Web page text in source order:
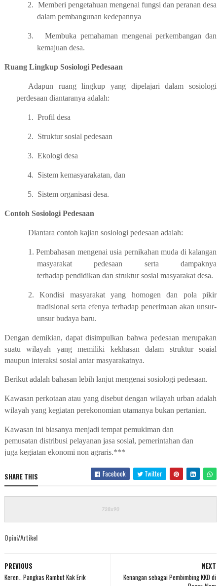
2. Memberi pengetahuan mengenai fungsi dan peranan desa
dalam pembangunan kedepannya
3.
Membuka pemahaman mengenai perkembangan dan
kemajuan desa.
Ruang Lingkup Sosiologi Pedesaan
Adapun ruang lingkup yang dipelajari dalam sosiologi
perdesaan diantaranya adalah:
1. Profil desa
2. Struktur sosial pedesaan
3. Ekologi desa
4. Sistem kemasyarakatan, dan
5. Sistem organisasi desa.
Contoh Sosiologi Pedesaan
Diantara contoh kajian sosiologi pedesaan adalah:
1. Pembahasan mengenai usia pernikahan muda di kalangan
masyarakat pedesaan serta dampaknya
terhadap pendidikan dan struktur sosial masyarakat desa.
2. Kondisi masyarakat yang homogen dan pola pikir
tradisional serta efenya terhadap penerimaan akan unsur-
unsur budaya baru.
Dengan demikian, dapat disimpulkan bahwa pedesaan merupakan
suatu wilayah yang memiliki kekhasan dalam struktur soaial
maupun interaksi sosial antar masyarakatnya.
Berikut adalah bahasan lebih lanjut mengenai sosiologi pedesaan.
Kawasan perkotaan atau yang disebut dengan wilayah urban adalah
wilayah yang kegiatan perekonomian utamanya bukan pertanian.
Kawasan ini biasanya menjadi tempat pemukiman dan
pemusatan distribusi pelayanan jasa sosial, pemerintahan dan
juga kegiatan ekonomi non agraris.***
SHARE THIS Facebook Twitter
Opini/Artikel
NEXT
Kenangan sebagai Pembimbing KKD di
PREVIOUS
Keren.. Pangkas Rambut Kak Erik